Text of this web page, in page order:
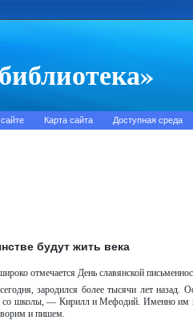
Карта сайта Доступная среда
будут жить века
отмечается День славянской
зародился более тысячи лет назад.
со школы, — Кирилл и Мефодий. Именно им
и пишем.